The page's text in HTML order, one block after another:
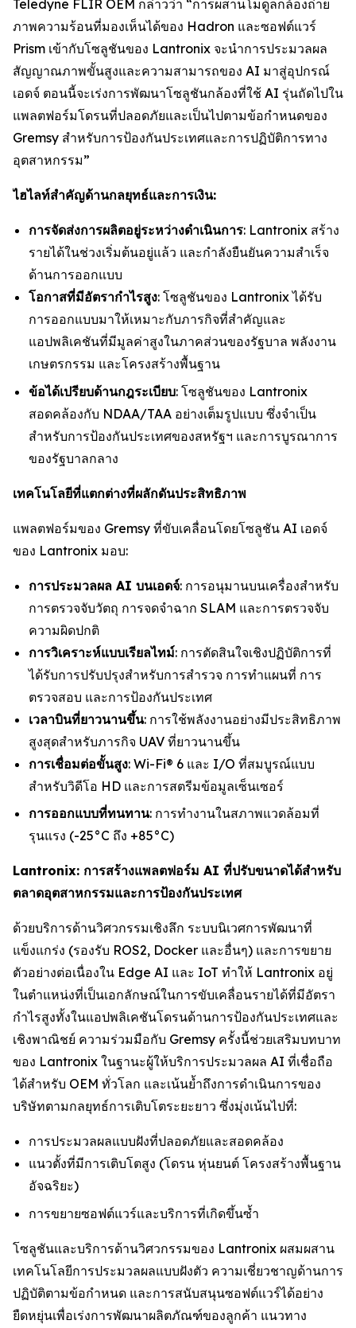
Teledyne FLIR OEM กล่าวว่า “การผสานโมดูลกล้องถ่าย
ภาพความร้อนที่มองเห็นได้ของ Hadron และซอฟต์แวร์
Prism เข้ากับโซลูชันของ Lantronix จะนำการประมวลผล
สัญญาณภาพขั้นสูงและความสามารถของ AI มาสู่อุปกรณ์
เอดจ์ ตอนนี้จะเร่งการพัฒนาโซลูชันกล้องที่ใช้ AI รุ่นถัดไปใน
แพลตฟอร์มโดรนที่ปลอดภัยและเป็นไปตามข้อกำหนดของ
Gremsy สำหรับการป้องกันประเทศและการปฏิบัติการทาง
อุตสาหกรรม”
ไฮไลท์สำคัญด้านกลยุทธ์และการเงิน:
การจัดส่งการผลิตอยู่ระหว่างดำเนินการ: Lantronix สร้าง
รายได้ในช่วงเริ่มต้นอยู่แล้ว และกำลังยืนยันความสำเร็จ
ด้านการออกแบบ
โอกาสที่มีอัตรากำไรสูง: โซลูชันของ Lantronix ได้รับ
การออกแบบมาให้เหมาะกับภารกิจที่สำคัญและ
แอปพลิเคชันที่มีมูลค่าสูงในภาคส่วนของรัฐบาล พลังงาน
เกษตรกรรม และโครงสร้างพื้นฐาน
ข้อได้เปรียบด้านกฎระเบียบ: โซลูชันของ Lantronix
สอดคล้องกับ NDAA/TAA อย่างเต็มรูปแบบ ซึ่งจำเป็น
สำหรับการป้องกันประเทศของสหรัฐฯ และการบูรณาการ
ของรัฐบาลกลาง
เทคโนโลยีที่แตกต่างที่ผลักดันประสิทธิภาพ
แพลตฟอร์มของ Gremsy ที่ขับเคลื่อนโดยโซลูชัน AI เอดจ์
ของ Lantronix มอบ:
การประมวลผล AI บนเอดจ์: การอนุมานบนเครื่องสำหรับ
การตรวจจับวัตถุ การจดจำฉาก SLAM และการตรวจจับ
ความผิดปกติ
การวิเคราะห์แบบเรียลไทม์: การตัดสินใจเชิงปฏิบัติการที่
ได้รับการปรับปรุงสำหรับการสำรวจ การทำแผนที่ การ
ตรวจสอบ และการป้องกันประเทศ
เวลาบินที่ยาวนานขึ้น: การใช้พลังงานอย่างมีประสิทธิภาพ
สูงสุดสำหรับภารกิจ UAV ที่ยาวนานขึ้น
การเชื่อมต่อขั้นสูง: Wi-Fi® 6 และ I/O ที่สมบูรณ์แบบ
สำหรับวิดีโอ HD และการสตรีมข้อมูลเซ็นเซอร์
การออกแบบที่ทนทาน: การทำงานในสภาพแวดล้อมที่
รุนแรง (-25°C ถึง +85°C)
Lantronix: การสร้างแพลตฟอร์ม AI ที่ปรับขนาดได้สำหรับ
ตลาดอุตสาหกรรมและการป้องกันประเทศ
ด้วยบริการด้านวิศวกรรมเชิงลึก ระบบนิเวศการพัฒนาที่
แข็งแกร่ง (รองรับ ROS2, Docker และอื่นๆ) และการขยาย
ตัวอย่างต่อเนื่องใน Edge AI และ IoT ทำให้ Lantronix อยู่
ในตำแหน่งที่เป็นเอกลักษณ์ในการขับเคลื่อนรายได้ที่มีอัตรา
กำไรสูงทั้งในแอปพลิเคชันโดรนด้านการป้องกันประเทศและ
เชิงพาณิชย์ ความร่วมมือกับ Gremsy ครั้งนี้ช่วยเสริมบทบาท
ของ Lantronix ในฐานะผู้ให้บริการประมวลผล AI ที่เชื่อถือ
ได้สำหรับ OEM ทั่วโลก และเน้นย้ำถึงการดำเนินการของ
บริษัทตามกลยุทธ์การเติบโตระยะยาว ซึ่งมุ่งเน้นไปที่:
การประมวลผลแบบฝังที่ปลอดภัยและสอดคล้อง
แนวตั้งที่มีการเติบโตสูง (โดรน หุ่นยนต์ โครงสร้างพื้นฐาน
อัจฉริยะ)
การขยายซอฟต์แวร์และบริการที่เกิดขึ้นซ้ำ
โซลูชันและบริการด้านวิศวกรรมของ Lantronix ผสมผสาน
เทคโนโลยีการประมวลผลแบบฝังตัว ความเชี่ยวชาญด้านการ
ปฏิบัติตามข้อกำหนด และการสนับสนุนซอฟต์แวร์ได้อย่าง
ยืดหยุ่นเพื่อเร่งการพัฒนาผลิตภัณฑ์ของลูกค้า แนวทาง